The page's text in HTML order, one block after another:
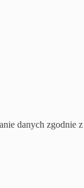
danych zgodnie